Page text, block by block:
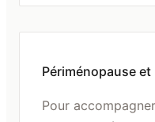
Périménopause
Pour